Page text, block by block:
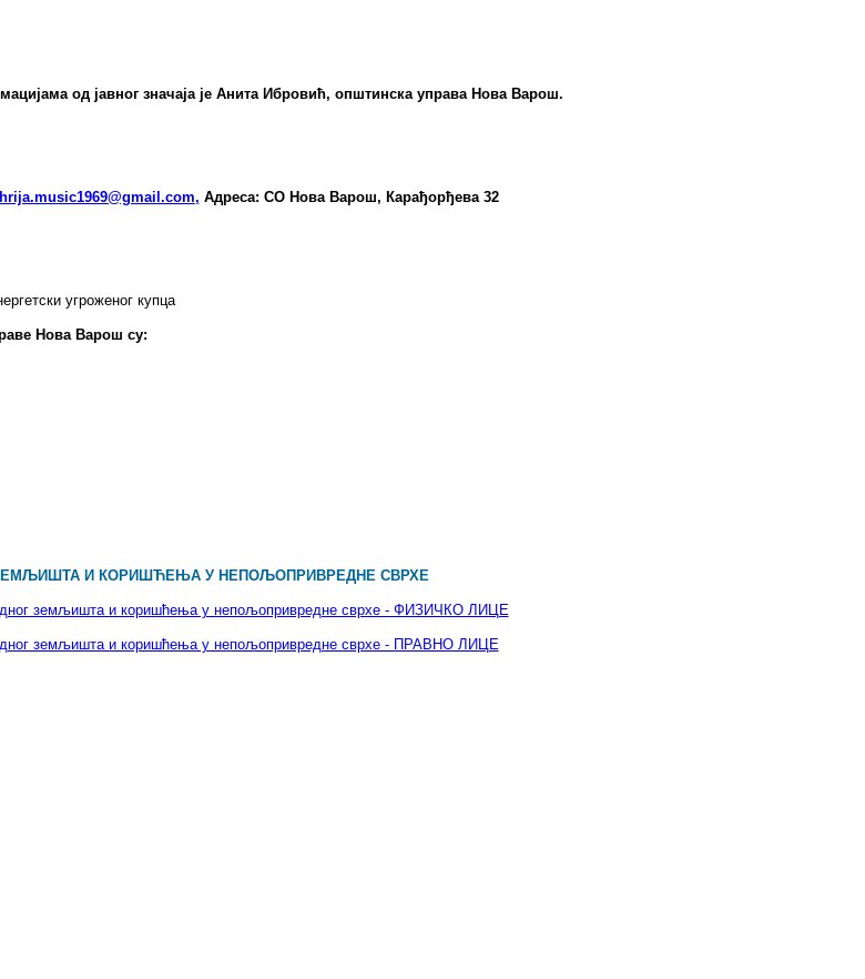
од јавног значаја је Анита Ибровић, општинска управа Нова Варош.
, Адреса: СО Нова Варош, Карађорђева 32
угроженог купца
Нова Варош су:
И КОРИШЋЕЊА У НЕПОЉОПРИВРЕДНЕ СВРХЕ
земљишта и коришћења у непољопривредне сврхе - ФИЗИЧКО ЛИЦЕ
земљишта и коришћења у непољопривредне сврхе - ПРАВНО ЛИЦЕ